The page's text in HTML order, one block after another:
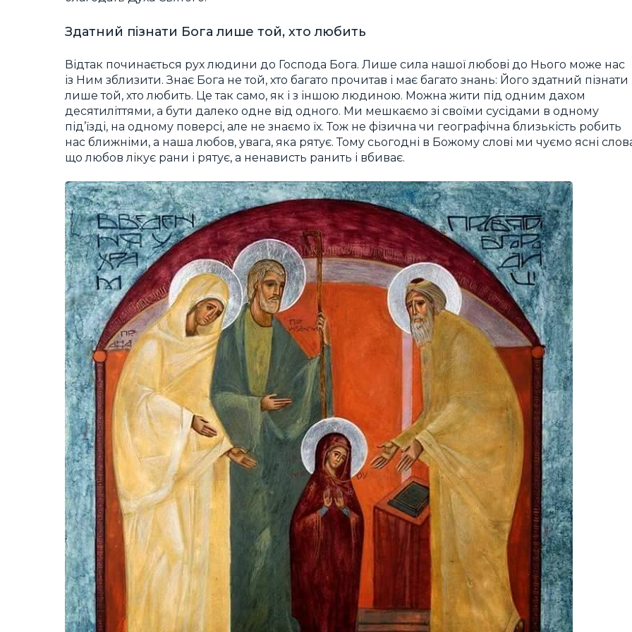
Здатний пізнати Бога лише той, хто любить
Відтак починається рух людини до Господа Бога. Лише сила нашої любові до Нього може нас
із Ним зблизити. Знає Бога не той, хто багато прочитав і має багато знань: Його здатний пізнати
лише той, хто любить. Це так само, як і з іншою людиною. Можна жити під одним дахом
десятиліттями, а бути далеко одне від одного. Ми мешкаємо зі своїми сусідами в одному
під’їзді, на одному поверсі, але не знаємо їх. Тож не фізична чи географічна близькість робить
нас ближніми, а наша любов, увага, яка рятує. Тому сьогодні в Божому слові ми чуємо ясні
що любов лікує рани і рятує, а ненависть ранить і вбиває.